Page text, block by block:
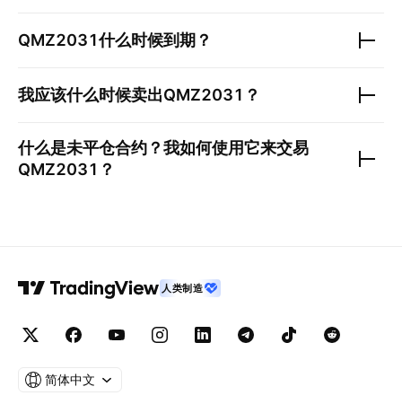
QMZ2031什么时候到期？
我应该什么时候卖出QMZ2031 ？
什么是未平仓合约？我如何使用它来交易
QMZ2031 ？
人类制造
简体中文